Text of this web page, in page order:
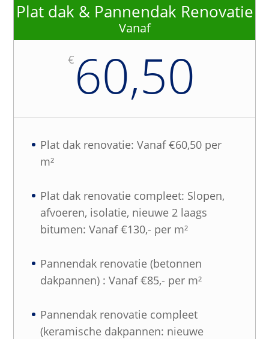
Plat dak & Pannendak Renovatie
Vanaf
€ 60,50
Plat dak renovatie: Vanaf €60,50 per
m²
Plat dak renovatie compleet: Slopen,
afvoeren, isolatie, nieuwe 2 laags
bitumen: Vanaf €130,- per m²
Pannendak renovatie (betonnen
dakpannen) : Vanaf €85,- per m²
Pannendak renovatie compleet
(keramische dakpannen: nieuwe